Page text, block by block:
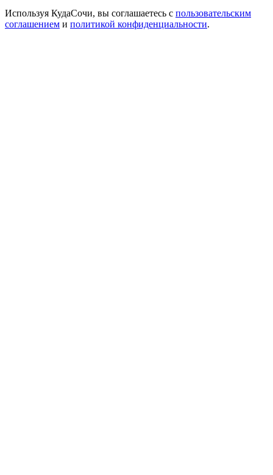
Используя КудаСочи, вы соглашаетесь с пользовательским
соглашением и политикой конфиденциальности.